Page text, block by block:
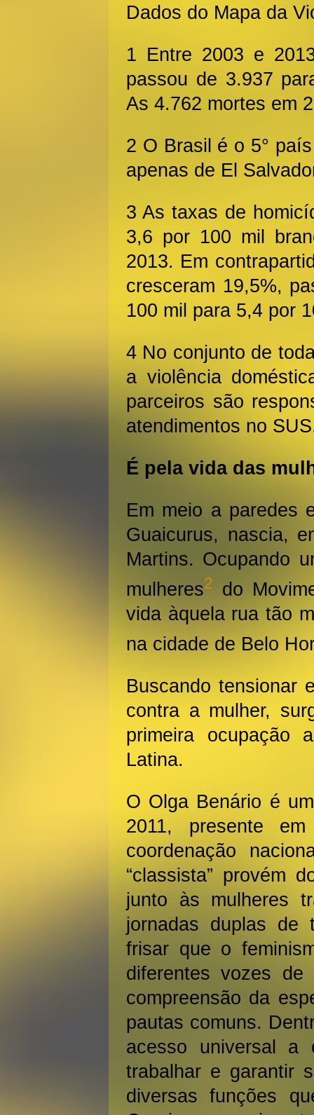
Dados do Mapa da
1 Entre 2003 e
passou de 3.937
As 4.762 mortes em
2 O Brasil é o 5°
apenas de El
3 As taxas de
3,6 por 100 mil
2013. Em
cresceram 19,5%,
100 mil para 5,4 por
4 No conjunto de
a violência
parceiros são
atendimentos no
É pela vida das
Em meio a paredes
Guaicurus, nascia,
Martins. Ocupando
mulheres2 do
vida àquela rua tão
na cidade de Belo
Buscando tensionar
contra a mulher,
primeira ocupação
Latina.
O Olga Benário é
2011, presente
coordenação
“classista” provém
junto às mulheres
jornadas duplas de
frisar que o
diferentes vozes de
compreensão da
pautas comuns.
acesso universal a
trabalhar e garantir
diversas funções